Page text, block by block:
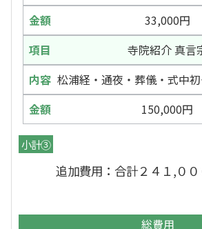
33,000円
寺院紹介 真言
松浦経・通夜・葬儀・式中
150,000円
小計③
追加費用：合計２４１,０
総費用